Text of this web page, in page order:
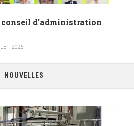
conseil d'administration
2026
NOUVELLES